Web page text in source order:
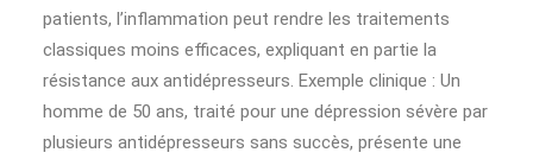
patients, l’inflammation peut rendre les traitements
classiques moins efficaces, expliquant en partie la
résistance aux antidépresseurs. Exemple clinique : Un
homme de 50 ans, traité pour une dépression sévère par
plusieurs antidépresseurs sans succès, présente une